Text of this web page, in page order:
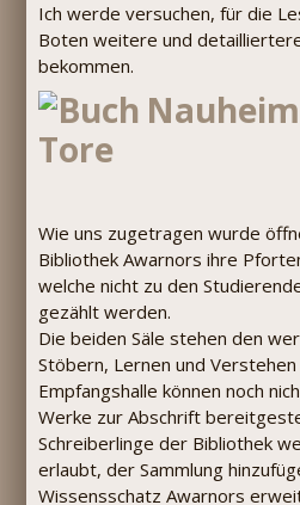
Ich werde versuchen, für die
Boten weitere und
bekommen.
Tore
Wie uns zugetragen wurde
Bibliothek Awarnors ihre
welche nicht zu den
gezählt werden.
Die beiden Säle stehen den
Stöbern, Lernen und
Empfangshalle können noch
Werke zur Abschrift
Schreiberlinge der Bibliothek
erlaubt, der Sammlung
Wissensschatz Awarnors